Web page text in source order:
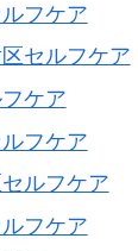
フケア
セルフケア
ケア
フケア
ルフケア
フケア